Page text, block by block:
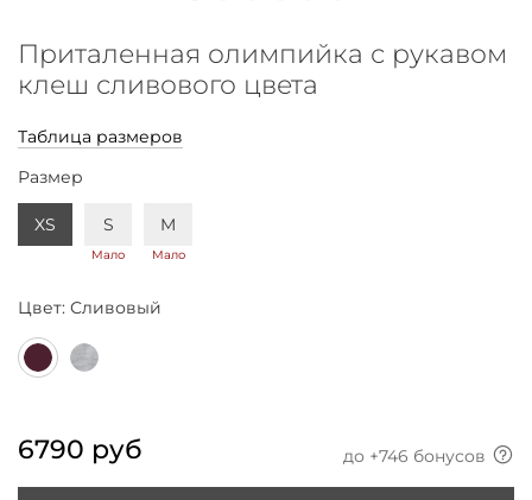
Приталенная олимпийка с рукавом
клеш сливового цвета
Таблица размеров
Размер
XS S
Мало
M
Мало
Цвет: Сливовый
6790 руб до +746 бонусов